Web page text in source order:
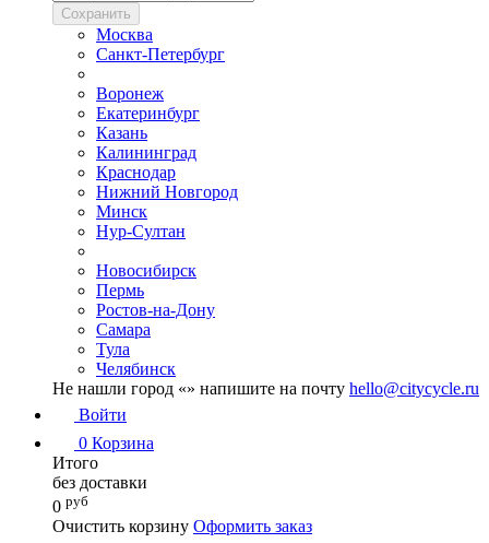
Сохранить
Москва
Санкт-Петербург
Воронеж
Екатеринбург
Казань
Калининград
Краснодар
Нижний Новгород
Минск
Нур-Султан
Новосибирск
Пермь
Ростов-на-Дону
Самара
Тула
Челябинск
Не нашли город «» напишите на почту hello@citycycle.ru
Войти
0 Корзина
Итого
без доставки
0 руб
Очистить корзину Оформить заказ